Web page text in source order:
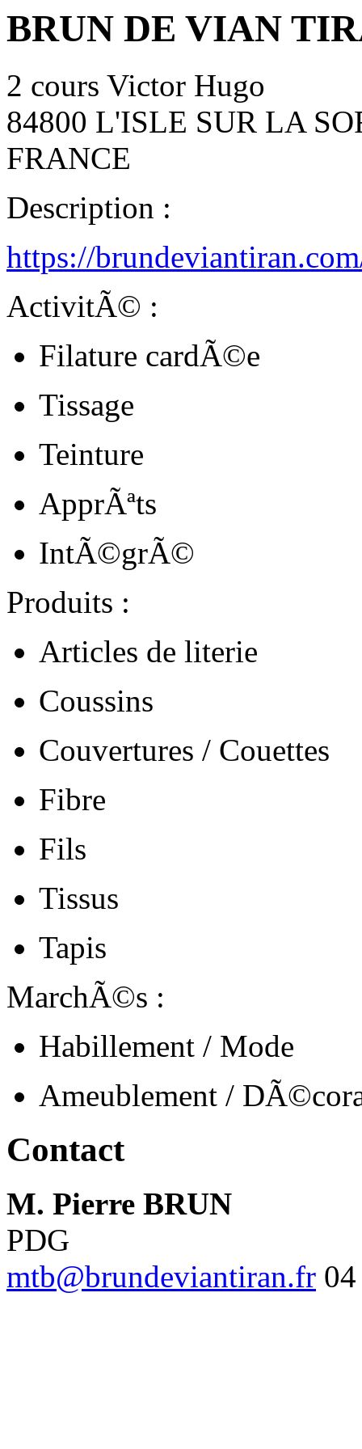
BRUN DE VIAN
2 cours Victor Hugo
84800 L'ISLE SUR LA
FRANCE
Description :
https://
ActivitÃ© :
Filature cardÃ©e
Tissage
Teinture
ApprÃªts
IntÃ©grÃ©
Produits :
Articles de literie
Coussins
Couvertures / Couettes
Fibre
Fils
Tissus
Tapis
MarchÃ©s :
Habillement / Mode
Ameublement /
Contact
M. Pierre BRUN
PDG
mtb@brundeviantiran.fr